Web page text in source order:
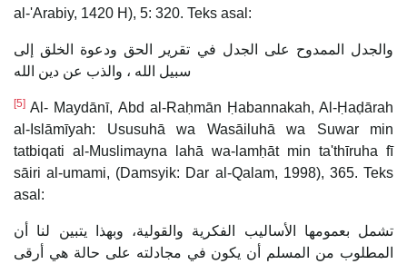
al-'Arabiy, 1420 H), 5: 320. Teks asal:
والجدل الممدوح على الجدل في تقرير الحق ودعوة الخلق إلى
سبيل الله ، والذب عن دين الله
[5] Al- Maydānī, Abd al-Raḥmān Ḥabannakah, Al-Ḥaḍārah
al-Islāmīyah: Ususuhā wa Wasāiluhā wa Suwar min
tatbiqati al-Muslimayna lahā wa-lamḥāt min ta'thīruha fī
sāiri al-umami, (Damsyik: Dar al-Qalam, 1998), 365. Teks
asal:
تشمل بعمومها الأساليب الفكرية والقولية، وبهذا يتبين لنا أن
المطلوب من المسلم أن يكون في مجادلته على حالة هي أرقى